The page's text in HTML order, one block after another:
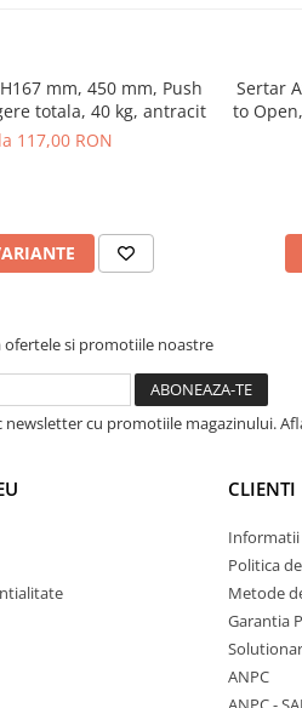
mm, 450 mm, Push
totala, 40 kg, antracit
117,00 RON
Sertar
to
ofertele si promotiile noastre
newsletter cu promotiile magazinului.
CLIENTI
Politica
Metode
Garantia
ANPC